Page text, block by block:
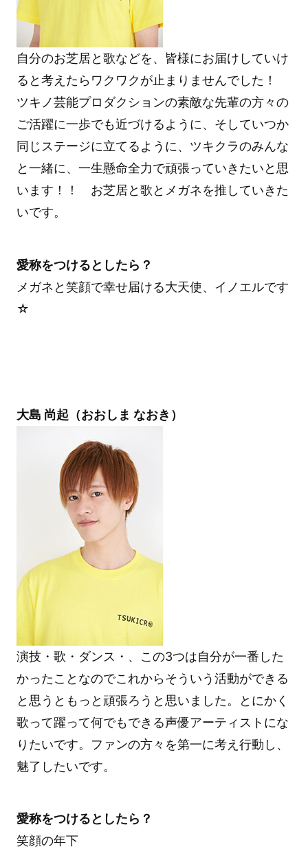
自分のお芝居と歌などを、皆様にお届けしていけ
ると考えたらワクワクが止まりませんでした！
ツキノ芸能プロダクションの素敵な先輩の方々の
ご活躍に一歩でも近づけるように、そしていつか
同じステージに立てるように、ツキクラのみんな
と一緒に、一生懸命全力で頑張っていきたいと思
います！！ お芝居と歌とメガネを推していきた
いです。
愛称をつけるとしたら？
メガネと笑顔で幸せ届ける大天使、イノエルです
☆
大島 尚起（おおしま なおき）
演技・歌・ダンス・、この3つは自分が一番した
かったことなのでこれからそういう活動ができる
と思うともっと頑張ろうと思いました。とにかく
歌って躍って何でもできる声優アーティストにな
りたいです。ファンの方々を第一に考え行動し、
魅了したいです。
愛称をつけるとしたら？
笑顔の年下